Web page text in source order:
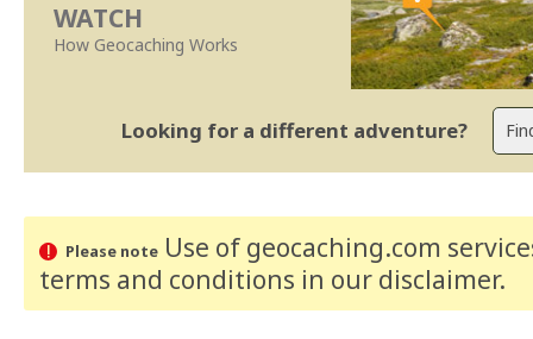
WATCH
How Geocaching Works
Looking for a different adventure?
Please noteUse of geocaching.com
terms and conditions in our disclaimer.